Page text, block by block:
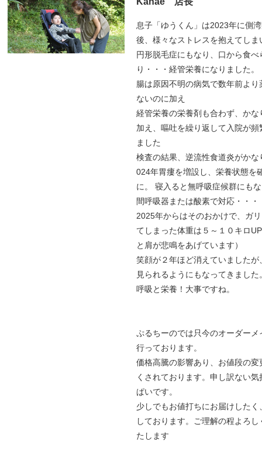
息子「ゆうくん」は2023年に側
後、様々なストレスを抱えてしま
円形脱毛症にもなり、口から食べ
り・・・経管栄養になりました。
腸は原因不明の病気で数年前より
ないのに加え
経管栄養の栄養剤も合わず、かな
加え、嘔吐を繰り返して入院が頻
ました
検査の結果、逆流性食道炎がかな
024年胃瘻を増設し、栄養状態を
に。 寝入ると無呼吸症候群にも
間呼吸器または酸素で対応・・・
2025年からはそのおかけで、ガ
てしまった体重は５～１０キロ
と肩が悲鳴をあげています）
笑顔が２年ほど消えていましたが
見られるようにもなってきました
呼吸と栄養！大事ですね。
ぷるちーのでは只今のオーダーメ
行っております。
価格高騰の影響あり、お値段の変
くされております。申し訳ない気
ぱいです。
少しでもお値打ちにお届けしたく
しております。ご理解の程よろし
たします